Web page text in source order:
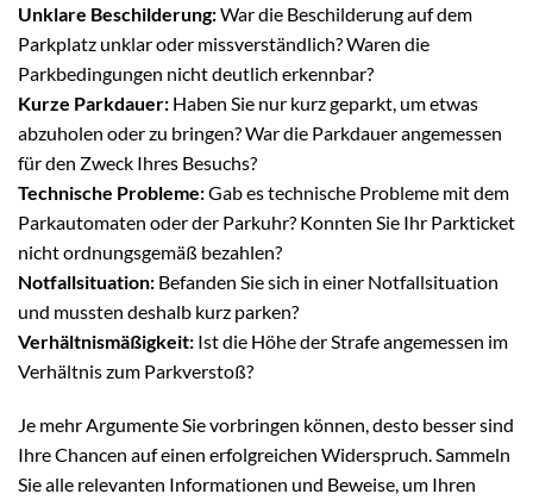
Unklare Beschilderung:War die Beschilderung auf dem
Parkplatz unklar oder missverständlich? Waren die
Parkbedingungen nicht deutlich erkennbar?
Kurze Parkdauer: Haben Sie nur kurz geparkt, um etwas
abzuholen oder zu bringen? War die Parkdauer angemessen
für den Zweck Ihres Besuchs?
Technische Probleme:Gab es technische Probleme mit dem
Parkautomaten oder der Parkuhr? Konnten Sie Ihr Parkticket
nicht ordnungsgemäß bezahlen?
Notfallsituation: Befanden Sie sich in einer Notfallsituation
und mussten deshalb kurz parken?
Verhältnismäßigkeit: Ist die Höhe der Strafe angemessen im
Verhältnis zum Parkverstoß?
Je mehr Argumente Sie vorbringen können, desto besser sind
Ihre Chancen auf einen erfolgreichen Widerspruch. Sammeln
Sie alle relevanten Informationen und Beweise, um Ihren